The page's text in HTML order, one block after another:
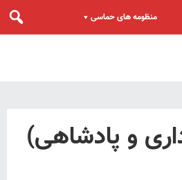
منظومه های حماسی
و پادشاهی)